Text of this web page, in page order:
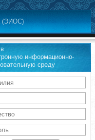
(ЭИОС)
информационно-
среду